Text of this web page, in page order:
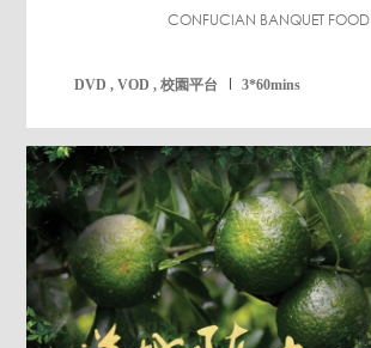
CONFUCIAN BANQUET FOOD
DVD , VOD , 校園平台 3*60mins